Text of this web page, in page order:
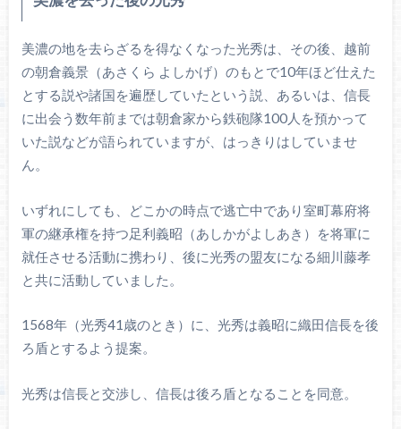
美濃の地を去らざるを得なくなった光秀は、その後、越前
の朝倉義景（あさくら よしかげ）のもとで10年ほど仕えた
とする説や諸国を遍歴していたという説、あるいは、信長
に出会う数年前までは朝倉家から鉄砲隊100人を預かって
いた説などが語られていますが、はっきりはしていませ
ん。
いずれにしても、どこかの時点で逃亡中であり室町幕府将
軍の継承権を持つ足利義昭（あしかがよしあき）を将軍に
就任させる活動に携わり、後に光秀の盟友になる細川藤孝
と共に活動していました。
1568年（光秀41歳のとき）に、光秀は義昭に織田信長を後
ろ盾とするよう提案。
光秀は信長と交渉し、信長は後ろ盾となることを同意。